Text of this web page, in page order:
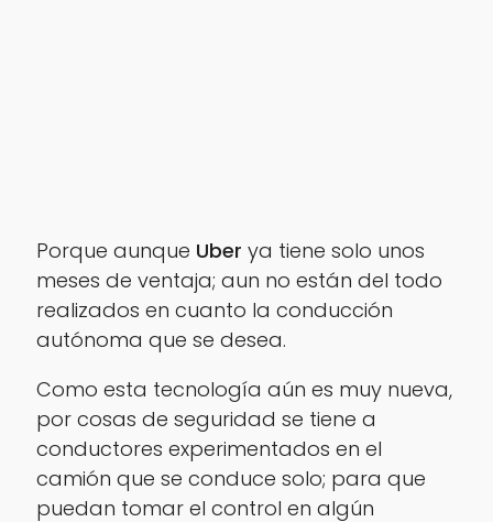
Porque aunque Uber ya tiene solo unos
meses de ventaja; aun no están del todo
realizados en cuanto la conducción
autónoma que se desea.
Como esta tecnología aún es muy nueva,
por cosas de seguridad se tiene a
conductores experimentados en el
camión que se conduce solo; para que
puedan tomar el control en algún